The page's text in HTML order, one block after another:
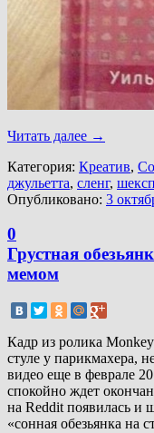
Читать далее →
Категория: Креатив,
джульетта, сленг,
Опубликовано: 3
0
Грустная
мемом
Кадр из ролика
стуле у парикмахера,
видео еще в феврале
спокойно ждет
на Reddit появилась и
«сонная обезьянка на